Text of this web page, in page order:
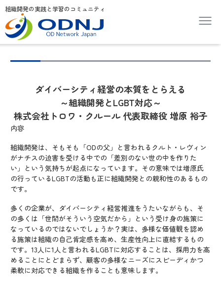
組織開発の実践と学習のコミュニティ
ダイバーシティ経営の本質をとらえる
～組織開発とLGBT対応～
株式会社トロワ・クルール 代表取締役 増原 裕子
内容
組織開発は、そもそも「ODの父」と言われるクルト・レヴィン
がナチスの迫害を受ける中での「差別のない世の中を作りた
い」という気持ちが起点になっています。その意味では増原氏
の行っているLGBTの活動も正に組織開発との親和性のあるもの
です。
多くの企業が、ダイバーシティ経営推進をうたいながらも、そ
の多くは「世間がそういう空気だから」という受け身の施策に
なっているのではないでしょうか？実は、多様な価値観を認め
る施策は組織の自己肯定感を高め、生産性向上に直結するもの
です。13人に1人と言われるLGBTに対応することは、採用力を高
めることにとどまらず、顧客の多様なニーズにスピーディかつ
柔軟に対応できる組織を作ることも意味します。